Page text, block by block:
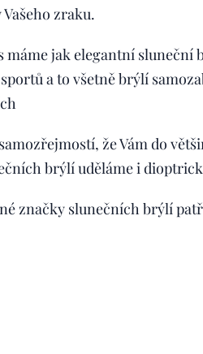
zraku.
máme jak elegantní sluneční
a to všetně brýlí
že Vám do
brýlí uděláme i
značky slunečních brýlí